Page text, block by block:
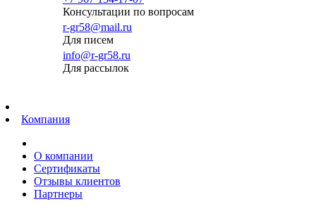
Консультации по вопросам
r-gr58@mail.ru
Для писем
info@r-gr58.ru
Для рассылок
Компания
О компании
Сертификаты
Отзывы клиентов
Партнеры